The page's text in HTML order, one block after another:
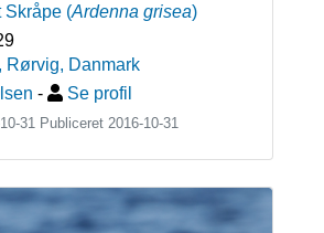
Skråpe (Ardenna grisea)
Rørvig, Danmark
- Se profil
31 Publiceret 2016-10-31